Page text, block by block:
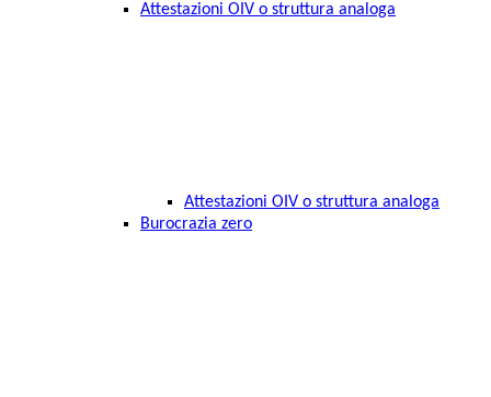
Attestazioni OIV o struttura analoga
Attestazioni OIV o struttura analoga
Burocrazia zero